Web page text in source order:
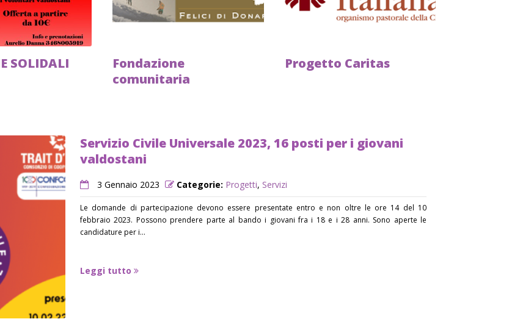
SOLIDALI
Fondazione
comunitaria
Progetto Caritas
Servizio Civile Universale 2023, 16 posti per i giovani
valdostani
3 Gennaio 2023 Categorie: Progetti, Servizi
Le domande di partecipazione devono essere presentate entro e non oltre le ore 14 del 10
febbraio 2023. Possono prendere parte al bando i giovani fra i 18 e i 28 anni. Sono aperte le
candidature per i...
Leggi tutto